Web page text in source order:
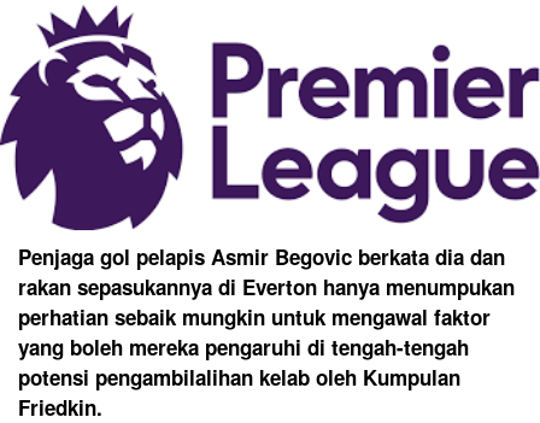
Penjaga gol pelapis Asmir Begovic berkata dia dan
rakan sepasukannya di Everton hanya menumpukan
perhatian sebaik mungkin untuk mengawal faktor
yang boleh mereka pengaruhi di tengah-tengah
potensi pengambilalihan kelab oleh Kumpulan
Friedkin.